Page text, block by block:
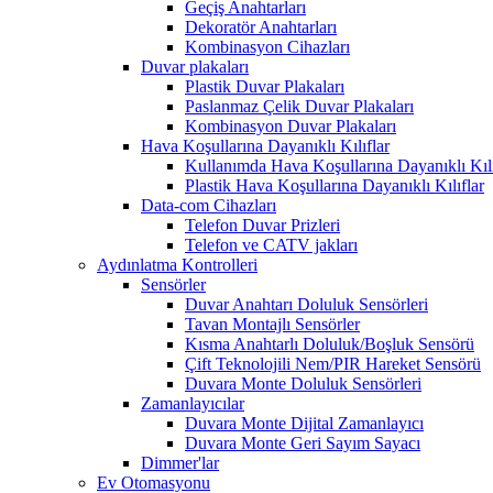
Geçiş Anahtarları
Dekoratör Anahtarları
Kombinasyon Cihazları
Duvar plakaları
Plastik Duvar Plakaları
Paslanmaz Çelik Duvar Plakaları
Kombinasyon Duvar Plakaları
Hava Koşullarına Dayanıklı Kılıflar
Kullanımda Hava Koşullarına Dayanıklı
Plastik Hava Koşullarına Dayanıklı Kılıflar
Data-com Cihazları
Telefon Duvar Prizleri
Telefon ve CATV jakları
Aydınlatma Kontrolleri
Sensörler
Duvar Anahtarı Doluluk Sensörleri
Tavan Montajlı Sensörler
Kısma Anahtarlı Doluluk/Boşluk Sensörü
Çift Teknolojili Nem/PIR Hareket Sensörü
Duvara Monte Doluluk Sensörleri
Zamanlayıcılar
Duvara Monte Dijital Zamanlayıcı
Duvara Monte Geri Sayım Sayacı
Dimmer'lar
Ev Otomasyonu